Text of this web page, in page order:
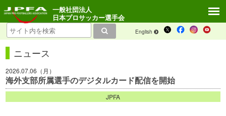
English
一般社団法人
日本プロサッカー選手会
ニュース
2026.07.06（月）
海外支部所属選手のデジタルカード配信を開始
JPFA